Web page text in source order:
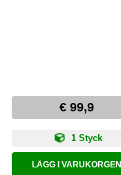
€ 99,9
1 Styck
LÄGG I VARUKORGEN